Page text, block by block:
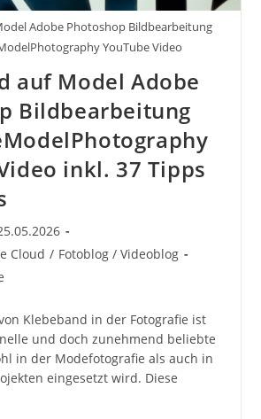
Adobe Photoshop Bildbearbeitung
YouTube Video
auf Model Adobe
Bildbearbeitung
inkl. 37 Tipps
Cloud / Fotoblog / Videoblog
Klebeband in der Fotografie ist
und doch zunehmend beliebte
in der Modefotografie als auch in
eingesetzt wird. Diese